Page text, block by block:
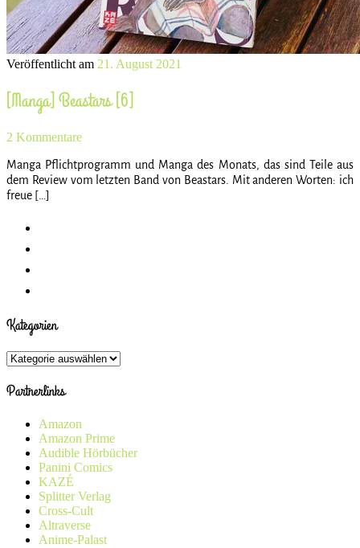
Veröffentlicht am 21. August 2021
[Manga] Beastars [6]
2 Kommentare
Manga Pflichtprogramm und Manga des Monats, das sind Teile aus
dem Review vom letzten Band von Beastars. Mit anderen Worten: ich
freue […]
Kategorien
Kategorien
Partnerlinks
Amazon
Amazon Prime
Audible Hörbücher
Panini Comics
KAZÉ
Splitter Verlag
Cross-Cult
Altraverse
Anime-Palast